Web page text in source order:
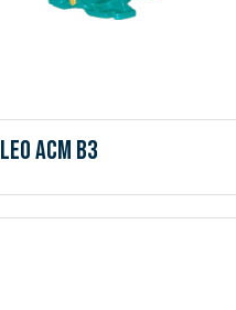
Leo ACM B3